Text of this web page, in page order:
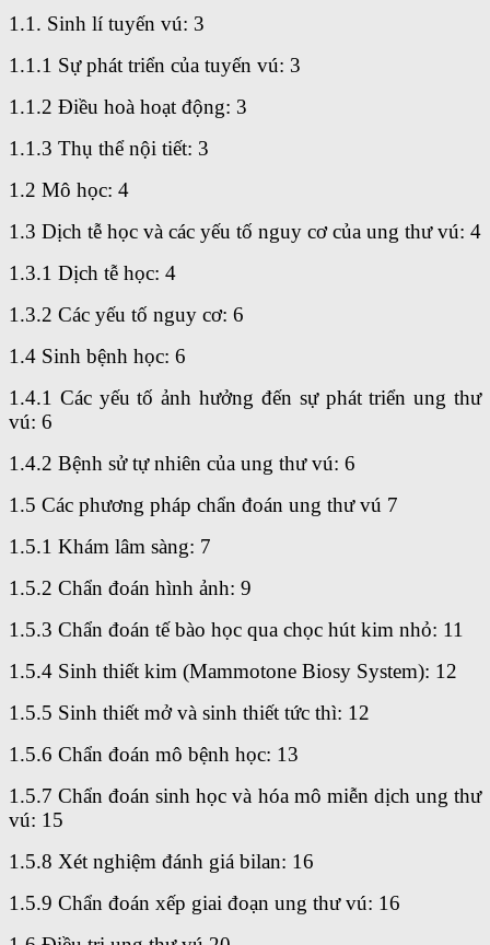
1.1. Sinh lí tuyến vú: 3
1.1.1 Sự phát triển của tuyến vú: 3
1.1.2 Điều hoà hoạt động: 3
1.1.3 Thụ thể nội tiết: 3
1.2 Mô học: 4
1.3 Dịch tễ học và các yếu tố nguy cơ của ung thư vú: 4
1.3.1 Dịch tễ học: 4
1.3.2 Các yếu tố nguy cơ: 6
1.4 Sinh bệnh học: 6
1.4.1 Các yếu tố ảnh hưởng đến sự phát triển ung thư
vú: 6
1.4.2 Bệnh sử tự nhiên của ung thư vú: 6
1.5 Các phương pháp chẩn đoán ung thư vú 7
1.5.1 Khám lâm sàng: 7
1.5.2 Chẩn đoán hình ảnh: 9
1.5.3 Chẩn đoán tế bào học qua chọc hút kim nhỏ: 11
1.5.4 Sinh thiết kim (Mammotone Biosy System): 12
1.5.5 Sinh thiết mở và sinh thiết tức thì: 12
1.5.6 Chẩn đoán mô bệnh học: 13
1.5.7 Chẩn đoán sinh học và hóa mô miễn dịch ung thư
vú: 15
1.5.8 Xét nghiệm đánh giá bilan: 16
1.5.9 Chẩn đoán xếp giai đoạn ung thư vú: 16